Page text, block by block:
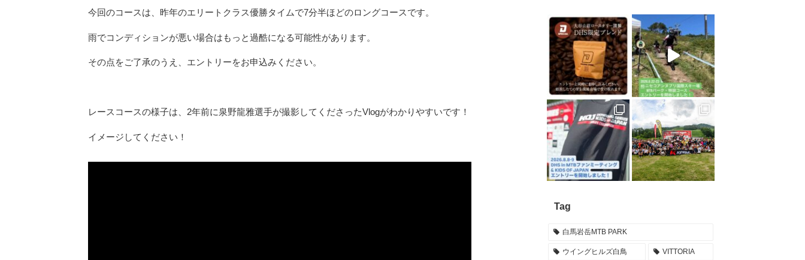
今回のコースは、昨年のエリートクラス優勝タイムで7分半ほどのロングコースです。
雨でコンディションが悪い場合はもっと過酷になる可能性があります。
その点をご了承のうえ、エントリーをお申込みください。
レースコースの様子は、2年前に泉野龍雅選手が撮影してくださったVlogがわかりやすいです！
イメージしてください！
Tag
白馬岩岳MTB PARK
ウイングヒルズ白鳥 VITTORIA